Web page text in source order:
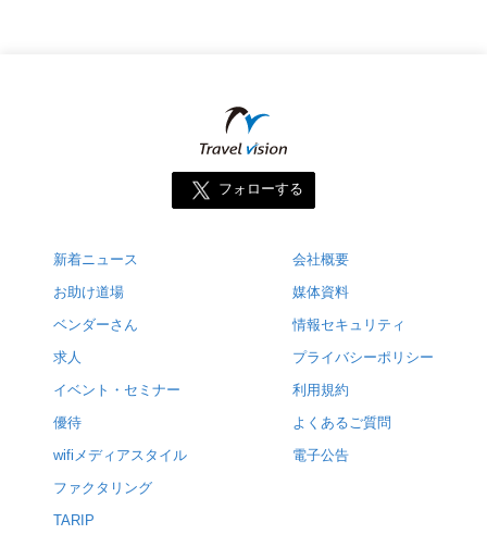
フォローする
新着ニュース
お助け道場
ベンダーさん
求人
イベント・セミナー
優待
wifiメディアスタイル
ファクタリング
TARIP
会社概要
媒体資料
情報セキュリティ
プライバシーポリシー
利用規約
よくあるご質問
電子公告